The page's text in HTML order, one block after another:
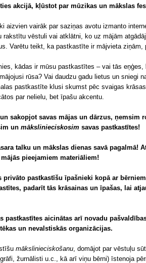
akcijā, kļūstot par mūzikas un mākslas
aizvien vairāk par saziņas avotu izmanto
rakstītu vēstuli vai atklātni, ko uz mājām
Varētu teikt, ka pastkastīte ir mājvieta
kādas ir mūsu pastkastītes – vai tās
rūsa? Vai daudzu gadu lietus un
pastkastīte klusi skumst pēc svaigas
par nelielu, bet īpašu akcentu.
sakopjot savas mājas un dārzus,
un mākslinieciskosim savas pastkastītes!
talku un mākslas dienas savā pagalmā!
pieejamiem materiāliem!
privāto pastkastīšu īpašnieki kopā ar
padarīt tās krāsainas un īpašas, lai
pastkastītes aicinātas arī novadu
un nevalstiskās organizācijas.
mākslinieciskošanu, domājot par vēstuļu
žurnālisti u.c., kā arī viņu bērni) īstenoja